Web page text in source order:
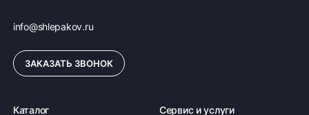
info@shlepakov.ru
ЗАКАЗАТЬ ЗВОНОК
Каталог Сервис и услуги